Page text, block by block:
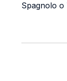
Spagnolo o